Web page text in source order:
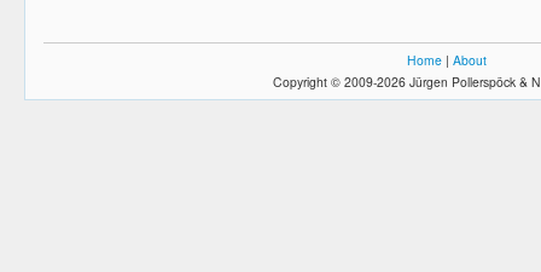
Home | About
Copyright © 2009-2026 Jürgen Pollerspöck &